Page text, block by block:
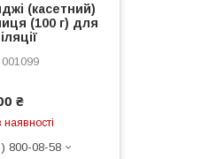
(касетний)
(100 г) для
001099
₴
800-08-58